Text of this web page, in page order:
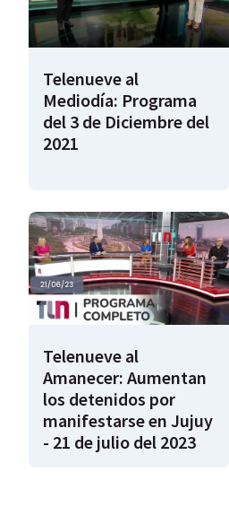
Telenueve al
Mediodía: Programa
del 3 de Diciembre del
2021
Telenueve al
Amanecer: Aumentan
los detenidos por
manifestarse en Jujuy
- 21 de julio del 2023